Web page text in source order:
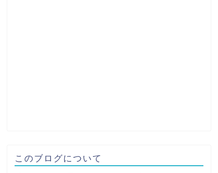
このブログについて